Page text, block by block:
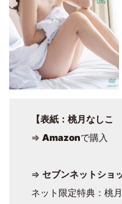
【表紙：桃月なしこ
⇒ Amazonで購入
⇒ セブンネットショ
ネット限定特典：桃